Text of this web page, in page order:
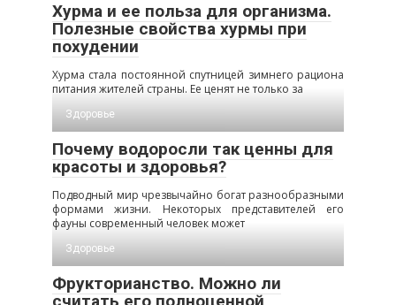
Хурма и ее польза для организма.
Полезные свойства хурмы при
похудении
Хурма стала постоянной спутницей зимнего рациона
питания жителей страны. Ее ценят не только за
Здоровье
Почему водоросли так ценны для
красоты и здоровья?
Подводный мир чрезвычайно богат разнообразными
формами жизни. Некоторых представителей его
фауны современный человек может
Здоровье
Фрукторианство. Можно ли